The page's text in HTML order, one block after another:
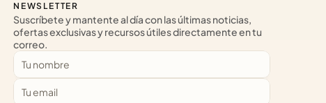
NEWSLETTER
Suscríbete y mantente al día con las últimas noticias,
ofertas exclusivas y recursos útiles directamente en tu
correo.